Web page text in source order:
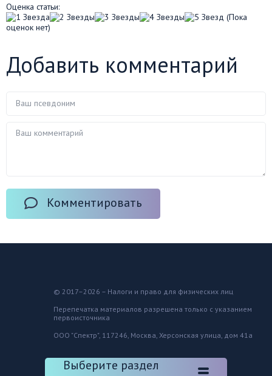
Оценка статьи:
(Пока
оценок нет)
Добавить комментарий
Комментировать
© 2017–2026 – Налоги и право для физических лиц
Перепечатка материалов разрешена только с указанием
первоисточника
ООО "Спектр", 117246, Москва, Херсонская улица, дом 41а
Выберите раздел